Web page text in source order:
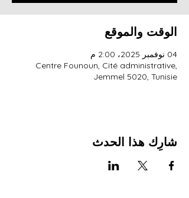
الوقت والموقع
04 نوفمبر 2025، 2:00 م
Centre Founoun, Cité administrative,
Jemmel 5020, Tunisie
شارِك هذا الحدث